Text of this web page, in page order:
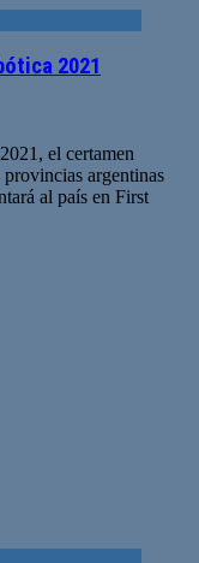
2021
el certamen
argentinas
al país en First